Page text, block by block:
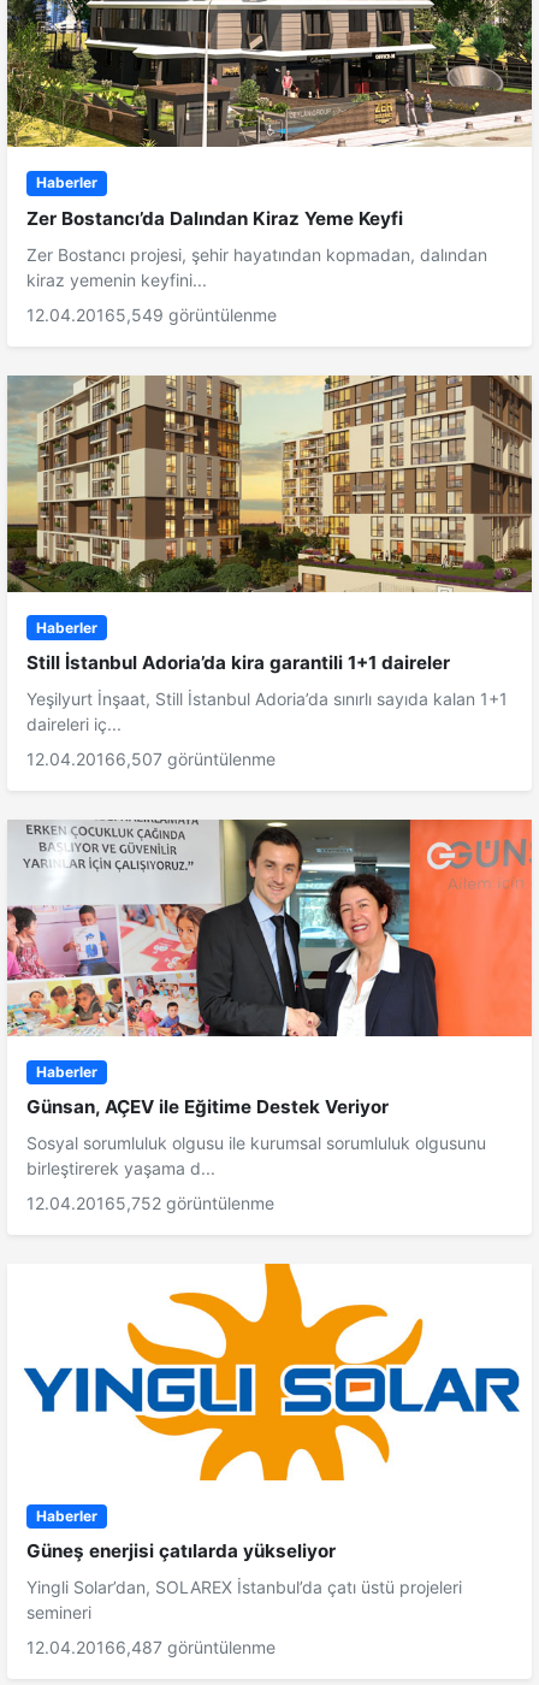
Haberler
Zer Bostancı’da Dalından Kiraz Yeme Keyfi
Zer Bostancı projesi, şehir hayatından kopmadan, dalından
kiraz yemenin keyfini...
12.04.20165,549 görüntülenme
Haberler
Still İstanbul Adoria’da kira garantili 1+1 daireler
Yeşilyurt İnşaat, Still İstanbul Adoria’da sınırlı sayıda kalan 1+1
daireleri iç...
12.04.20166,507 görüntülenme
Haberler
Günsan, AÇEV ile Eğitime Destek Veriyor
Sosyal sorumluluk olgusu ile kurumsal sorumluluk olgusunu
birleştirerek yaşama d...
12.04.20165,752 görüntülenme
Haberler
Güneş enerjisi çatılarda yükseliyor
Yingli Solar’dan, SOLAREX İstanbul’da çatı üstü projeleri
semineri
12.04.20166,487 görüntülenme